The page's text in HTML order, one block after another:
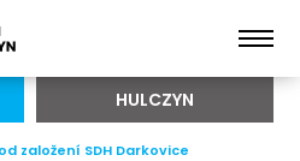
HULCZYN
od založení SDH Darkovice